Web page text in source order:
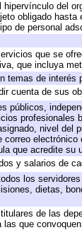
del
obligado
de personal
que se
que incluya
temas de
cuenta de sus
públicos,
profesionales
nivel
correo
que acredite su
y salarios de
los
dietas,
de las
que